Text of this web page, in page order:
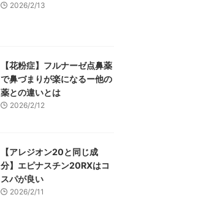
2026/2/13
【花粉症】フルナーゼ点鼻薬
で鼻づまりが楽になるー他の
薬との違いとは
2026/2/12
【アレジオン20と同じ成
分】エピナスチン20RXはコ
スパが良い
2026/2/11